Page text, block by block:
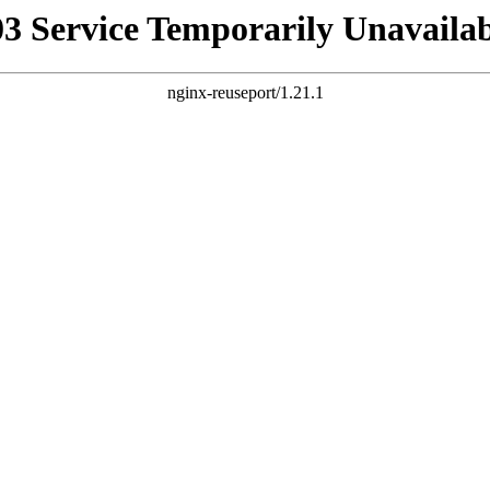
Service Temporarily
nginx-reuseport/1.21.1